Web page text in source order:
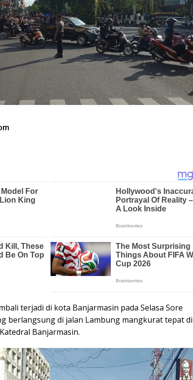
terjadi di kota Banjarmasin pada Selasa Sore
berlangsung di jalan Lambung mangkurat tepat di
Banjarmasin.